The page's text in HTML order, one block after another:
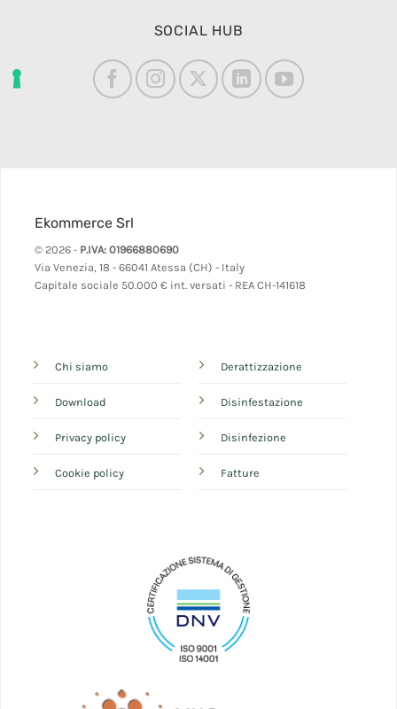
SOCIAL HUB
Ekommerce Srl
© 2026 - P.IVA: 01966880690
Via Venezia, 18 - 66041 Atessa (CH) - Italy
Capitale sociale 50.000 € int. versati - REA CH-141618
Chi siamo
Download
Privacy policy
Cookie policy
Derattizzazione
Disinfestazione
Disinfezione
Fatture